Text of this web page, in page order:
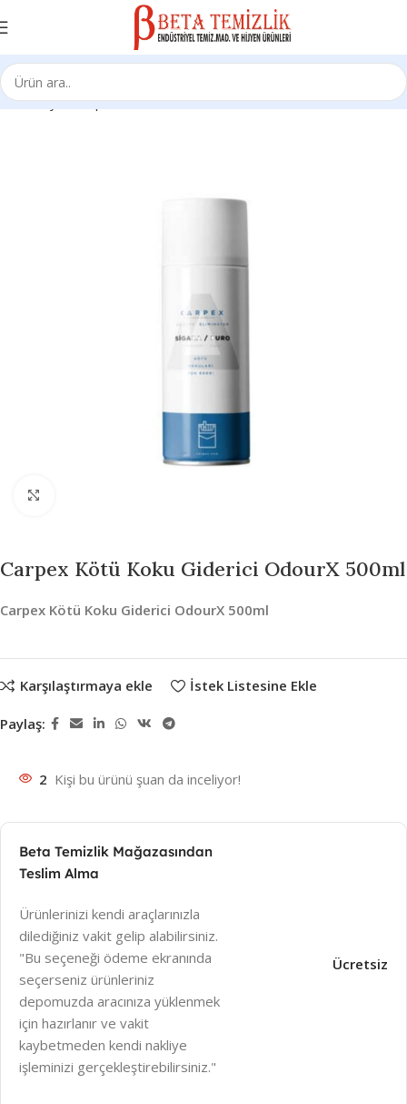
Ana Sayfa Carpex Koku Ürünleri Kokular
Carpex Kötü Koku Giderici OdourX 500ml
Carpex Kötü Koku Giderici OdourX 500ml
Karşılaştırmaya ekle İstek Listesine Ekle
Paylaş:
2 Kişi bu ürünü şuan da inceliyor!
Beta Temizlik Mağazasından
Teslim Alma
Ürünlerinizi kendi araçlarınızla
dilediğiniz vakit gelip alabilirsiniz.
"Bu seçeneği ödeme ekranında
seçerseniz ürünleriniz
depomuzda aracınıza yüklenmek
için hazırlanır ve vakit
kaybetmeden kendi nakliye
işleminizi gerçekleştirebilirsiniz."
Ücretsiz